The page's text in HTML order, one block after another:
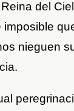
del
imposible
nieguen